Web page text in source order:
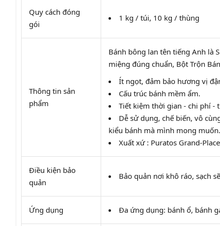
Quy cách đóng
gói
1 kg / túi, 10 kg / thùng
Thông tin sản
phẩm
Bánh bông lan tên tiếng Anh là
miệng đúng chuẩn, Bột Trộn
Ít ngọt, đảm bảo hương vị
Cấu trúc bánh mềm ẩm.
Tiết kiệm thời gian - chi phí -
Dễ sử dụng, chế biến, vô
kiểu bánh mà mình mong muốn.
Xuất xứ : Puratos Grand-
Điều kiện bảo
quản
Bảo quản nơi khô ráo, sạch
Ứng dụng Đa ứng dụng: bánh ổ, bánh